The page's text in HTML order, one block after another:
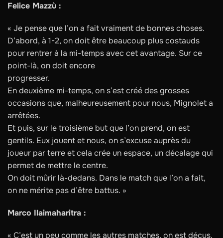
Felice Mazzù :
« Je pense que l’on a fait vraiment de bonnes choses.
D’abord, à 1-2, on doit être beaucoup plus costauds
pour rentrer à la mi-temps avec cet avantage. Sur ce
point-là, on doit encore
progresser.
En deuxième mi-temps, on s’est créé des grosses
occasions que, malheureusement pour nous, Mignolet a
arrêtées.
Et puis, sur le troisième but que l’on prend, on est
gentils. Eux jouent et nous, on s’excuse auprès du
joueur par terre et cela crée un espace, un décalage qui
permet de mettre le centre.
On doit mûrir là-dedans. Dans le match que l’on a fait,
on ne mérite pas d’être battus. »
Marco Ilaimaharitra :
« C’est un peu comme les autres matches, on est déçus.